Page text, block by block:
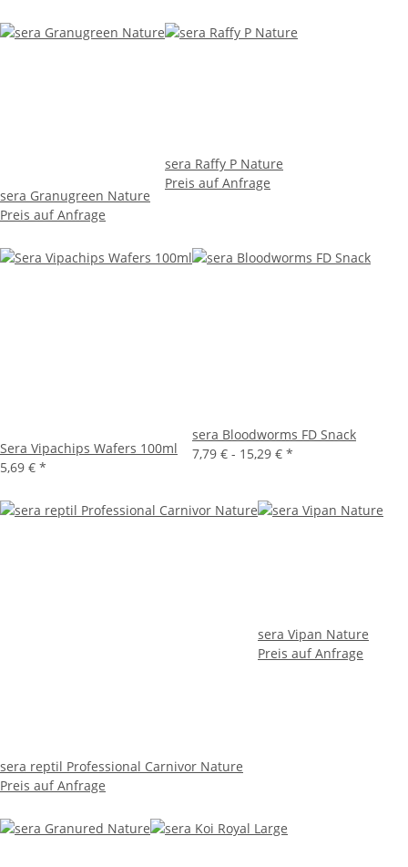
sera Granugreen Nature
Preis auf Anfrage
sera Raffy P Nature
Preis auf Anfrage
Sera Vipachips Wafers 100ml
5,69 € *
sera Bloodworms FD Snack
7,79 € - 15,29 € *
sera reptil Professional Carnivor Nature
Preis auf Anfrage
sera Vipan Nature
Preis auf Anfrage